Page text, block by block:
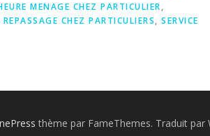
MENAGE CHEZ PARTICULIER,
REPASSAGE CHEZ PARTICULIERS, SERVICE
thème par FameThemes. Traduit par